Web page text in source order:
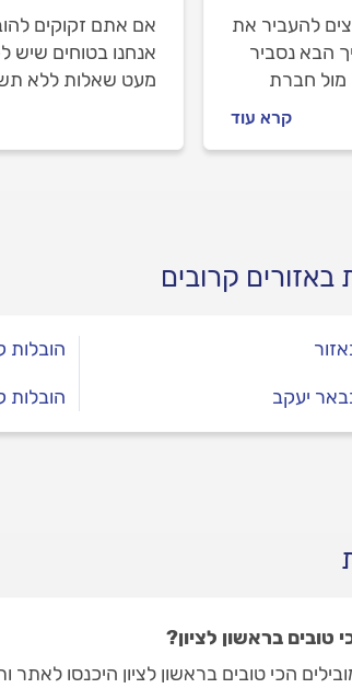
להעביר את
הבא נסביר
מול חברת
מכינים
איך
קרא עוד
אם אתם זקוקים
אנחנו בטוחים שיש
מעט שאלות ללא
השאלות הנפוצות
באזורים קרובים
יעקב
הובלות
הובלות
טובים בראשון לציון?
הכי טובים בראשון לציון היכנסו לאתר